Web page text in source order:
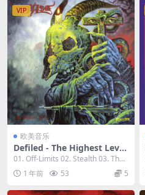
VIP
欧美音乐
Defiled - The Highest Level
2023 [24bit/48kHz] [Hi-Res
Flac 594MB]
01. Off-Limits 02. Stealth 03. The
Highe...
1 年前 53 5